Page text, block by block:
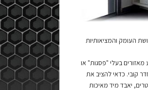
העומק והמציאותיות
בעלי "פסגות" או
קובי. כדאי להציב את
אבל אפילו אם הותקן הסאב וופר יחיד נכון, אילו יזוז המאזין ב-60 או 70 סנטימטרים, יאבד מיד מאיכות